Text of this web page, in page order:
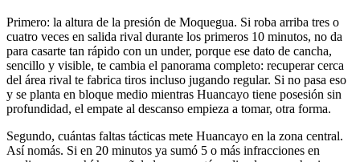
Primero: la altura de la presión de Moquegua. Si roba arriba tres o
cuatro veces en salida rival durante los primeros 10 minutos, no da
para casarte tan rápido con un under, porque ese dato de cancha,
sencillo y visible, te cambia el panorama completo: recuperar cerca
del área rival te fabrica tiros incluso jugando regular. Si no pasa eso
y se planta en bloque medio mientras Huancayo tiene posesión sin
profundidad, el empate al descanso empieza a tomar, otra forma.
Segundo, cuántas faltas tácticas mete Huancayo en la zona central.
Así nomás. Si en 20 minutos ya sumó 5 o más infracciones en